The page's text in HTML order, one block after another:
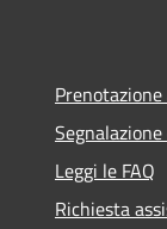
Leggi le FAQ
Richiesta